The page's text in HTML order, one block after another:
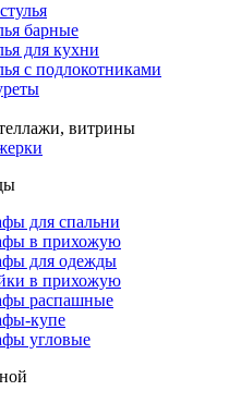
барные
для кухни
с подлокотниками
витрины
для спальни
в прихожую
для одежды
в прихожую
распашные
купе
угловые